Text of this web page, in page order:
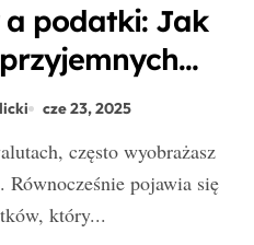
podatki: Jak
rozliczeniach?
cze 23, 2025
Równocześnie pojawia się
który...